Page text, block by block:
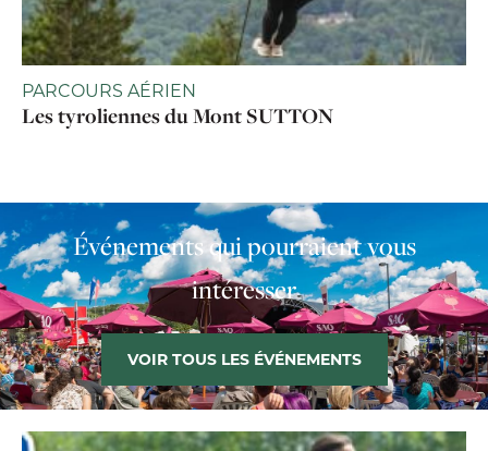
PARCOURS AÉRIEN
Les tyroliennes du Mont SUTTON
Événements qui pourraient vous
intéresser
VOIR TOUS LES ÉVÉNEMENTS